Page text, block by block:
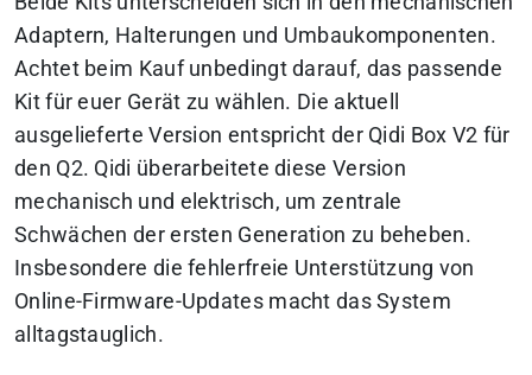
Adaptern, Halterungen und Umbaukomponenten.
Achtet beim Kauf unbedingt darauf, das passende
Kit für euer Gerät zu wählen. Die aktuell
ausgelieferte Version entspricht der Qidi Box V2 für
den Q2. Qidi überarbeitete diese Version
mechanisch und elektrisch, um zentrale
Schwächen der ersten Generation zu beheben.
Insbesondere die fehlerfreie Unterstützung von
Online-Firmware-Updates macht das System
alltagstauglich.